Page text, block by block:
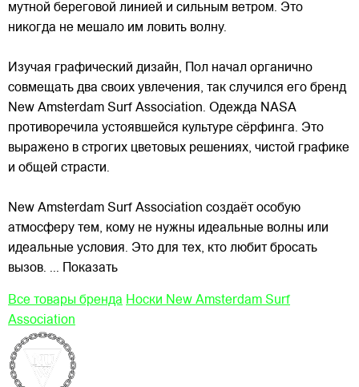
мутной береговой линией и сильным ветром. Это
никогда не мешало им ловить волну.
Изучая графический дизайн, Пол начал органично
совмещать два своих увлечения, так случился его бренд
New Amsterdam Surf Association. Одежда NASA
противоречила устоявшейся культуре сёрфинга. Это
выражено в строгих цветовых решениях, чистой графике
и общей страсти.
New Amsterdam Surf Association создаёт особую
атмосферу тем, кому не нужны идеальные волны или
идеальные условия. Это для тех, кто любит бросать
вызов. ... Показать
Все товары бренда Носки New Amsterdam Surf
Association